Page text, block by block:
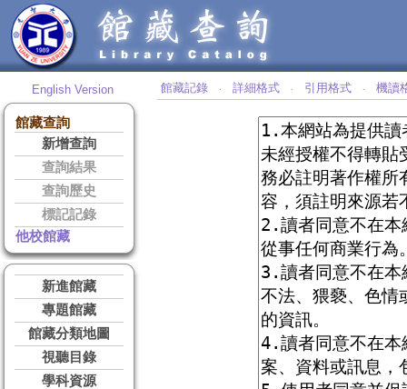
English Version
館藏查詢
新增查詢
查詢結果
查詢歷史
標記記錄
他校館藏
新進館藏
專題館藏
館藏分類地圖
視聽目錄
學科資源
館藏記錄 ‧ 詳細格式 ‧ 引用格式 ‧ 機讀